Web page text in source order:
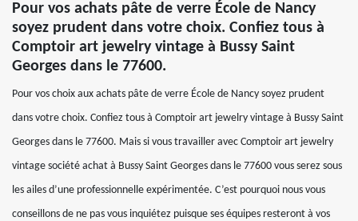
Pour vos achats pâte de verre École de Nancy
soyez prudent dans votre choix. Confiez tous à
Comptoir art jewelry vintage à Bussy Saint
Georges dans le 77600.
Pour vos choix aux achats pâte de verre École de Nancy soyez prudent
dans votre choix. Confiez tous à Comptoir art jewelry vintage à Bussy Saint
Georges dans le 77600. Mais si vous travailler avec Comptoir art jewelry
vintage société achat à Bussy Saint Georges dans le 77600 vous serez sous
les ailes d’une professionnelle expérimentée. C’est pourquoi nous vous
conseillons de ne pas vous inquiétez puisque ses équipes resteront à vos